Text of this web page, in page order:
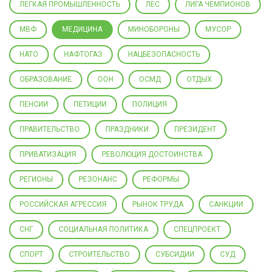
ЛЕГКАЯ ПРОМЫШЛЕННОСТЬ ЛЕС ЛИГА ЧЕМПИОНОВ
МВФ МЕДИЦИНА МИНОБОРОНЫ МУСОР
НАТО НАФТОГАЗ НАЦБЕЗОПАСНОСТЬ
ОБРАЗОВАНИЕ ООН ОСМД ОТДЫХ
ПЕНСИИ ПЕТИЦИИ ПОЛИЦИЯ
ПРАВИТЕЛЬСТВО ПРАЗДНИКИ ПРЕЗИДЕНТ
ПРИВАТИЗАЦИЯ РЕВОЛЮЦИЯ ДОСТОИНСТВА
РЕГИОНЫ РЕЗОНАНС РЕФОРМЫ
РОССИЙСКАЯ АГРЕССИЯ РЫНОК ТРУДА САНКЦИИ
СНГ СОЦИАЛЬНАЯ ПОЛИТИКА СПЕЦПРОЕКТ
СПОРТ СТРОИТЕЛЬСТВО СУБСИДИИ СУД